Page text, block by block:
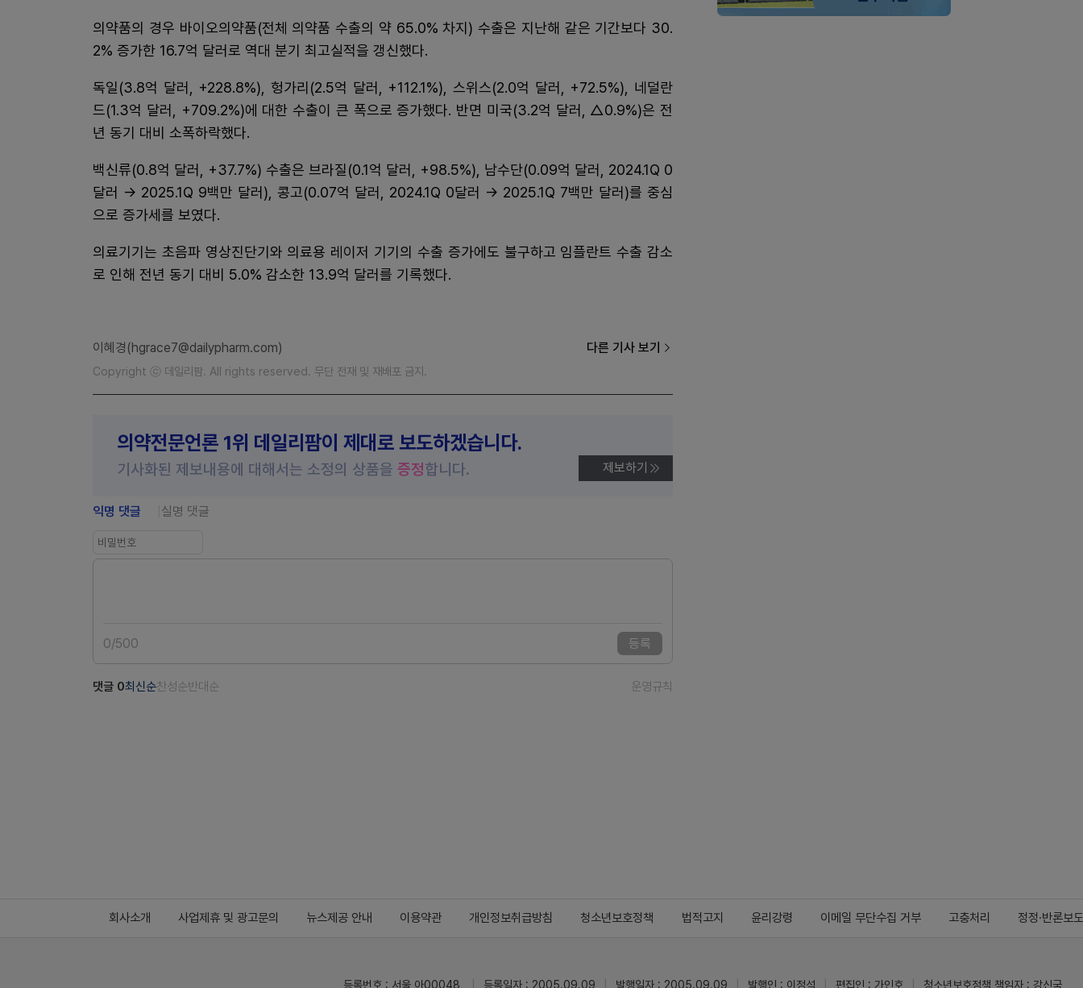
의약품의 경우 바이오의약품(전체 의약품 수출의 약 65.0% 차지) 수출은 지난해 같은 기간보다 30.
2% 증가한 16.7억 달러로 역대 분기 최고실적을 갱신했다.
독일(3.8억 달러, +228.8%), 헝가리(2.5억 달러, +112.1%), 스위스(2.0억 달러, +72.5%), 네덜란
드(1.3억 달러, +709.2%)에 대한 수출이 큰 폭으로 증가했다. 반면 미국(3.2억 달러, △0.9%)은 전
년 동기 대비 소폭하락했다.
백신류(0.8억 달러, +37.7%) 수출은 브라질(0.1억 달러, +98.5%), 남수단(0.09억 달러, 2024.1Q 0
달러 → 2025.1Q 9백만 달러), 콩고(0.07억 달러, 2024.1Q 0달러 → 2025.1Q 7백만 달러)를 중심
으로 증가세를 보였다.
의료기기는 초음파 영상진단기와 의료용 레이저 기기의 수출 증가에도 불구하고 임플란트 수출 감소
로 인해 전년 동기 대비 5.0% 감소한 13.9억 달러를 기록했다.
이혜경(hgrace7@dailypharm.com) 다른 기사 보기
Copyright ⓒ 데일리팜. All rights reserved. 무단 전재 및 재배포 금지.
의약전문언론 1위 데일리팜이 제대로 보도하겠습니다.
기사화된 제보내용에 대해서는 소정의 상품을 증정합니다. 제보하기
익명 댓글 실명 댓글
0/500 등록
댓글 0최신순찬성순반대순 운영규칙
회사소개 사업제휴 및 광고문의 뉴스제공 안내 이용약관 개인정보취급방침 청소년보호정책 법적고지 윤리강령 이메일 무단수집 거부 고충처리 정정·반론보도
등록번호 : 서울,아00048 등록일자 : 2005.09.09 발행일자 : 2005.09.09 발행인 : 이정석 편집인 : 가인호 청소년보호정책 책임자 : 강신국